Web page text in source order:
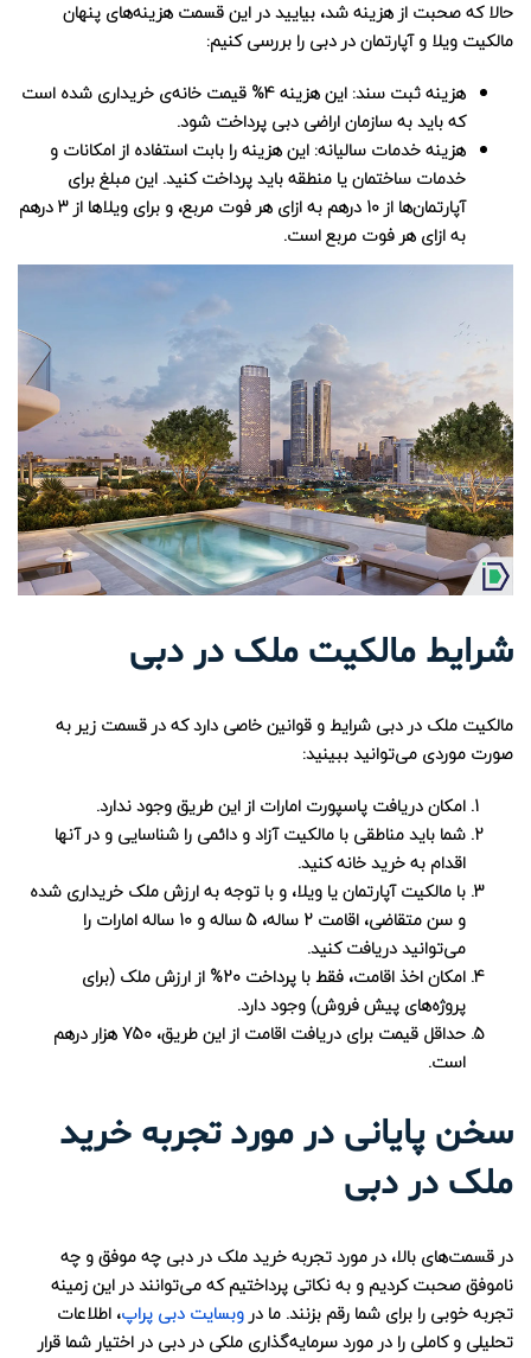
حالا که صحبت از هزینه شد، بیایید در این قسمت هزینه‌های پنهان
مالکیت ویلا و آپارتمان در دبی را بررسی کنیم:
هزینه ثبت سند: این هزینه 4% قیمت خانه‌ی خریداری شده است
که باید به سازمان اراضی دبی پرداخت شود.
هزینه خدمات سالیانه: این هزینه را بابت استفاده از امکانات و
خدمات ساختمان یا منطقه باید پرداخت کنید. این مبلغ برای
آپارتمان‌ها از 10 درهم به ازای هر فوت مربع، و برای ویلاها از 3 درهم
به ازای هر فوت مربع است.
شرایط مالکیت ملک در دبی
مالکیت ملک در دبی شرایط و قوانین خاصی دارد که در قسمت زیر به
صورت موردی می‌توانید ببینید:
امکان دریافت پاسپورت امارات از این طریق وجود ندارد.
شما باید مناطقی با مالکیت آزاد و دائمی را شناسایی و در آنها
اقدام به خرید خانه کنید.
با مالکیت آپارتمان یا ویلا، و با توجه به ارزش ملک خریداری شده
و سن متقاضی، اقامت 2 ساله، 5 ساله و 10 ساله امارات را
می‌توانید دریافت کنید.
امکان اخذ اقامت، فقط با پرداخت 20% از ارزش ملک (برای
پروژه‌های پیش فروش) وجود دارد.
حداقل قیمت برای دریافت اقامت از این طریق، 750 هزار درهم
است.
سخن پایانی در مورد تجربه خرید
ملک در دبی
در قسمت‌های بالا، در مورد تجربه‌ خرید ملک در دبی چه موفق و چه
ناموفق صحبت کردیم و به نکاتی پرداختیم که می‌توانند در این زمینه
تجربه خوبی را برای شما رقم بزنند. ما دروبسایت دبی پراپ، اطلاعات
تحلیلی و کاملی را در مورد سرمایه‌گذاری ملکی در دبی در اختیار شما قرار